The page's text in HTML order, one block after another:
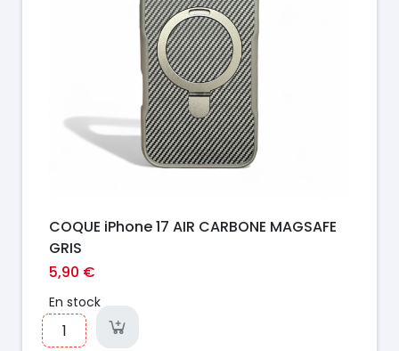
COQUE iPhone 17 AIR CARBONE MAGSAFE
GRIS
5,90 €
En stock